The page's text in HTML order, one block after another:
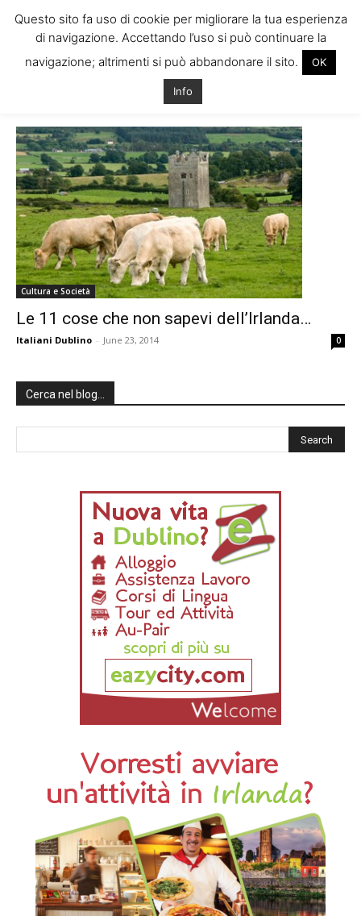
Tag: storie irlanda
Cultura e Società
Le 11 cose che non sapevi dell’Irlanda…
Italiani Dublino - June 23, 2014 0
Cerca nel blog…
Questo sito fa uso di cookie per migliorare la tua esperienza
di navigazione. Accettando l’uso si può continuare la
navigazione; altrimenti si può abbandonare il sito.
OK
Info